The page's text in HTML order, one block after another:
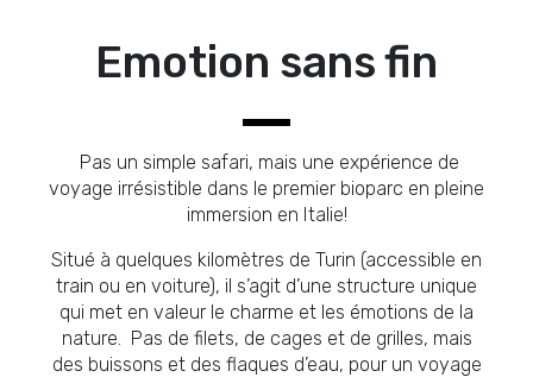
Emotion sans fin
Pas un simple safari, mais une expérience de
voyage irrésistible dans le premier bioparc en pleine
immersion en Italie!
Situé à quelques kilomètres de Turin (accessible en
train ou en voiture), il s’agit d’une structure unique
qui met en valeur le charme et les émotions de la
nature. Pas de filets, de cages et de grilles, mais
des buissons et des flaques d’eau, pour un voyage